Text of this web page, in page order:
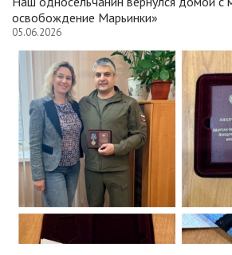
освобождение Марьинки»
05.06.2026